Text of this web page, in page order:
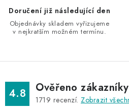
k
y
p
u
Doručení již následující den
Objednávky skladem vyřizujeme
v nejkratším možném termínu.
4.8 Ověřeno zákazníky
1719 recenzí. Zobrazit